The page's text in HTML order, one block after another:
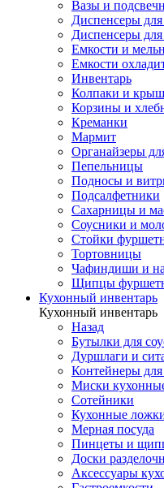
Вазы и
Диспенсеры
Диспенсеры
Емкости и
Емкости
Инвентарь
Колпаки и
Корзины и
Креманки
Мармит
Органайзеры
Пепельницы
Подносы и
Подсалфетники
Сахарницы и
Соусники и
Стойки
Тортовницы
Чафиндиши и
Щипцы
Кухонный инвентарь
Кухонный инвентарь
Назад
Бутылки для
Дуршлаги и
Контейнеры для
Миски
Сотейники
Кухонные
Мерная посуда
Пинцеты и
Доски
Аксессуары